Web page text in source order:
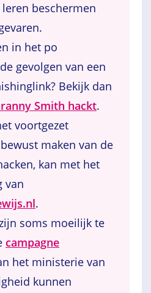
beschermen
in het po
gevolgen van een
Bekijk dan
Smith hackt.
voortgezet
maken van de
kan met het
van
.
soms moeilijk te
campagne
het ministerie van
kunnen